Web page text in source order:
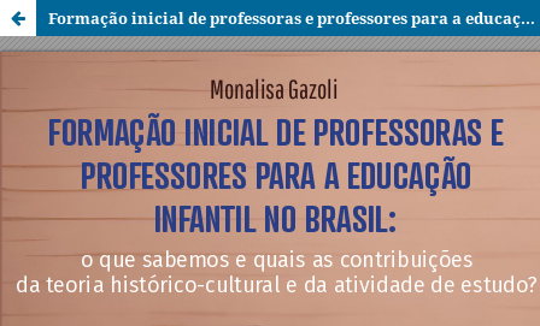
Formação inicial de professoras e professores para a educação infantil no Brasil: o que sabemos e quais as contribuições da Teoria Histórico-cultural e da atividade de estudo?